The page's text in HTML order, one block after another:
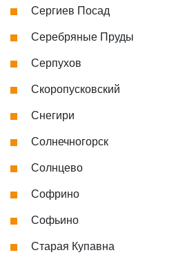
Сергиев Посад
Серебряные Пруды
Серпухов
Скоропусковский
Снегири
Солнечногорск
Солнцево
Софрино
Софьино
Старая Купавна